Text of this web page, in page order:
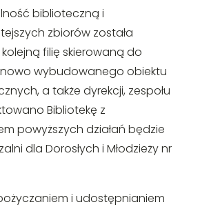
biblioteczną i
zbiorów została
filię skierowaną do
nowo wybudowanego obiektu
a także dyrekcji, zespołu
Bibliotekę z
powyższych działań będzie
dla Dorosłych i Młodzieży nr
i udostępnianiem